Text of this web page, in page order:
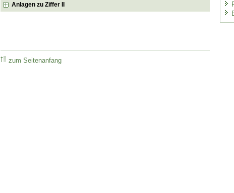
Anlagen zu Ziffer II
zum Seitenanfang